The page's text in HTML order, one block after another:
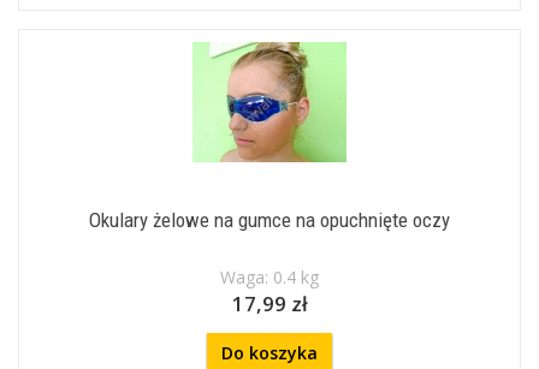
Okulary żelowe na gumce na opuchnięte oczy
Waga: 0.4 kg
17,99 zł
Do koszyka